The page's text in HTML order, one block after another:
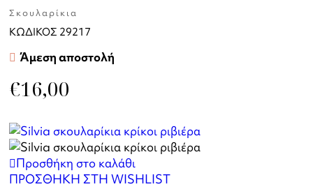
Σκουλαρίκια
ΚΩΔΙΚΟΣ 29217
Άμεση αποστολή
€16,00
Προσθήκη στο καλάθι
ΠΡΟΣΘΗΚΗ ΣΤΗ WISHLIST